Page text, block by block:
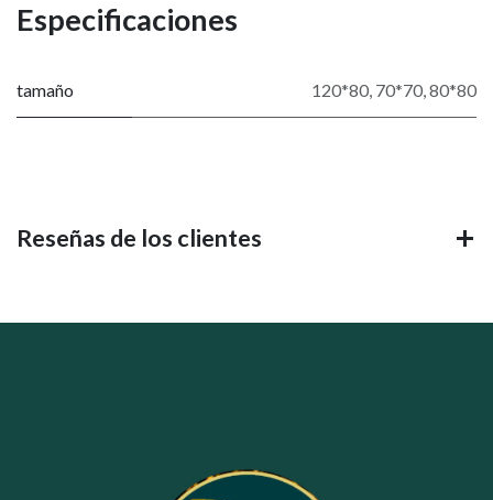
Especificaciones
tamaño 120*80, 70*70,80*80
Reseñas de los clientes